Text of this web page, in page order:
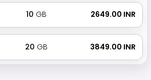
10 GB ₹ 2649.00 INR
20 GB ₹ 3849.00 INR